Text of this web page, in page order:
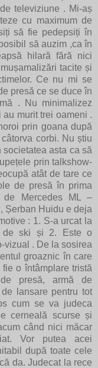
televiziune . Mi-aș
cu maximum de
să fie pedepsiți în
să auzim ,ca în
hilară fără nici
tacite și
Ce nu mi se
presă ce se duce în
. Nu minimalizez
murit trei oameni .
prin goana după
corbi. Nu știu
asta ca să
prin talkshow-
atât de tare ce
de presă în prima
de Mercedes ML –
Șerban Huidu e deja
: 1. S-a urcat la
de ski și 2. Este o
vizual . De la sosirea
groaznic în care
o întâmplare tristă
presă, armă de
lansare pentru tot
cum se va judeca
cerneală scurse și
când nici măcar
Vor putea acei
după toate cele
da. Judecat la rece